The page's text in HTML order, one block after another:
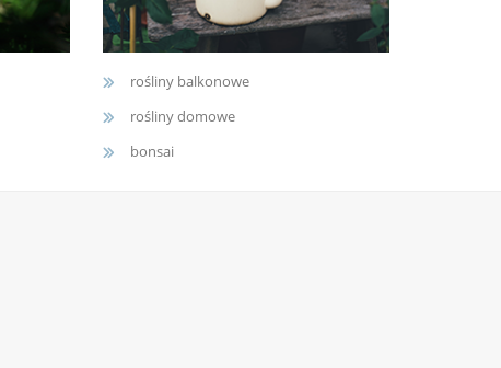
rośliny balkonowe
rośliny domowe
bonsai